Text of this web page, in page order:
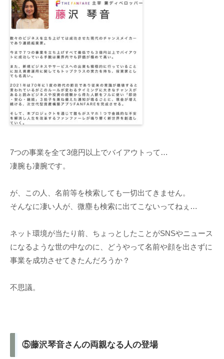
7つの事業を全て3億円以上でバイアウトって…
凄腕も凄腕です。
が、この人、名前等を検索しても一切出てきません。
そんなに凄い人が、微塵も検索に出てこないってねぇ…
ネット環境が当たり前、ちょっとしたことがSNSやニュース
になるような世の中なのに、どうやって名前や顔を出さずに
事業を成功させてきたんだろうか？
不思議。
⑤藤沢琴音さんの両親なる人の登場